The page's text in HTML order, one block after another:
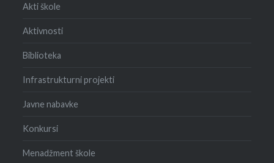
Akti škole
Aktivnosti
Biblioteka
Infrastrukturni projekti
Javne nabavke
Konkursi
Menadžment škole